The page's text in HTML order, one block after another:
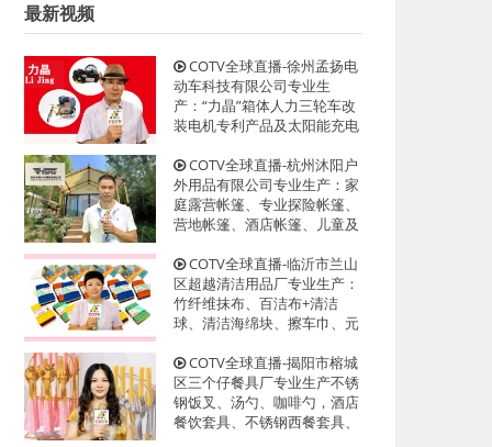
最新视频
COTV全球直播-徐州孟扬电
动车科技有限公司专业生
产：“力晶”箱体人力三轮车改
装电机专利产品及太阳能充电
新、款式多样，欢迎全球新老
客户前来洽谈采购！欢迎大家
光临！
COTV全球直播-杭州沐阳户
外用品有限公司专业生产：家
庭露营帐篷、专业探险帐篷、
营地帐篷、酒店帐篷、儿童及
列产品；设计创新、匠心制
造、款式多样，源头工厂，欢
迎大家光临！
COTV全球直播-临沂市兰山
区超越清洁用品厂专业生产：
竹纤维抹布、百洁布+清洁
球、清洁海绵块、擦车巾、元
抺布等清洁用品，欢迎大家光
临！
COTV全球直播-揭阳市榕城
区三个仔餐具厂专业生产不锈
钢饭叉、汤勺、咖啡勺，酒店
餐饮套具、不锈钢西餐套具、